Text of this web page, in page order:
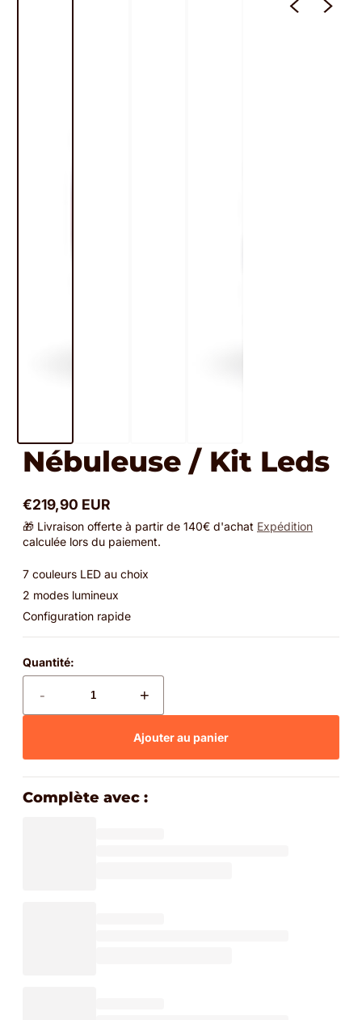
Nébuleuse / Kit Leds
Prix
normal
€219,90 EUR
🎁 Livraison offerte à partir de 140€ d'achat Expédition
calculée lors du paiement.
7 couleurs LED au choix
2 modes lumineux
Configuration rapide
Quantité:
- +
Ajouter au panier
Complète avec :